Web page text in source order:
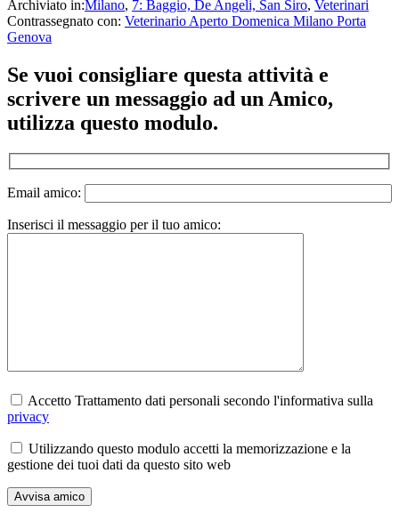
Archiviato in:Milano, 7: Baggio, De Angeli, San Siro, Veterinari
Contrassegnato con: Veterinario Aperto Domenica Milano Porta
Genova
Se vuoi consigliare questa attività e
scrivere un messaggio ad un Amico,
utilizza questo modulo.
Email amico:
Inserisci il messaggio per il tuo amico:
Accetto Trattamento dati personali secondo l'informativa sulla
privacy
Utilizzando questo modulo accetti la memorizzazione e la
gestione dei tuoi dati da questo sito web